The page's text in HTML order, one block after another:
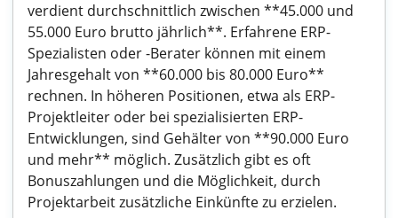
verdient durchschnittlich zwischen **45.000 und
55.000 Euro brutto jährlich**. Erfahrene ERP-
Spezialisten oder -Berater können mit einem
Jahresgehalt von **60.000 bis 80.000 Euro**
rechnen. In höheren Positionen, etwa als ERP-
Projektleiter oder bei spezialisierten ERP-
Entwicklungen, sind Gehälter von **90.000 Euro
und mehr** möglich. Zusätzlich gibt es oft
Bonuszahlungen und die Möglichkeit, durch
Projektarbeit zusätzliche Einkünfte zu erzielen.